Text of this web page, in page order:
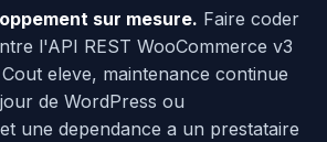
sur mesure. Faire coder
l'API REST WooCommerce v3
eleve, maintenance continue
de WordPress ou
une dependance a un prestataire